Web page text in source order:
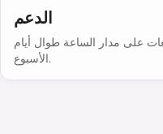
الدعم
على مدار الساعة طوال أيام
الأسبوع.